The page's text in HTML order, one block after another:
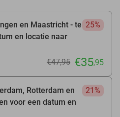
en Maastricht - te
en locatie naar
25%
€47,95 €35,95
Rotterdam en
voor een datum en
21%